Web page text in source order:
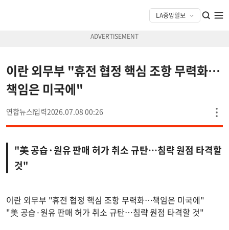
이란 외무부 "휴전 협정 핵심 조항 무력화…
책임은 미국에"
연합뉴스 2026.07.08 00:26
"美 공습·원유 판매 허가 취소 규탄…침략 원점 타격할
것"
이란 외무부 "휴전 협정 핵심 조항 무력화…책임은 미국에"
"美 공습·원유 판매 허가 취소 규탄…침략 원점 타격할 것"